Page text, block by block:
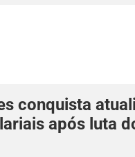
conquista
após luta